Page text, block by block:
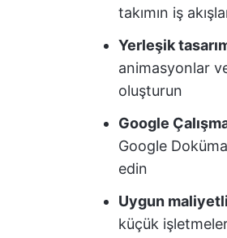
takımın iş
Yerleşik
animasyonlar
oluşturun
Google
Google
edin
Uygun
küçük